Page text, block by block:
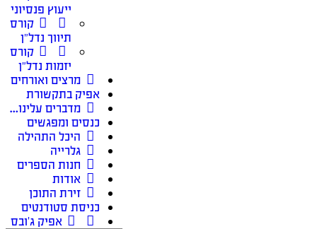
ייעוץ פנסיוני
קורס
תיווך נדל״ן
קורס
יזמות נדל״ן
מרצים ואורחים
אפיק בתקשורת
מדברים עלינו…
כנסים ומפגשים
היכל התהילה
גלרייה
חנות הספרים
אודות
זירת התוכן
כניסת סטודנטים
אפיק ג’ובס